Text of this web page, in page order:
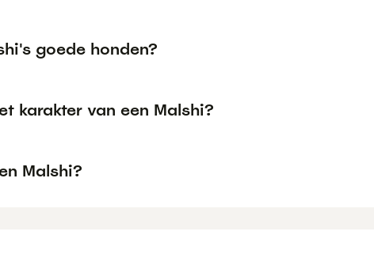
goede honden?
karakter van een Malshi?
Malshi?